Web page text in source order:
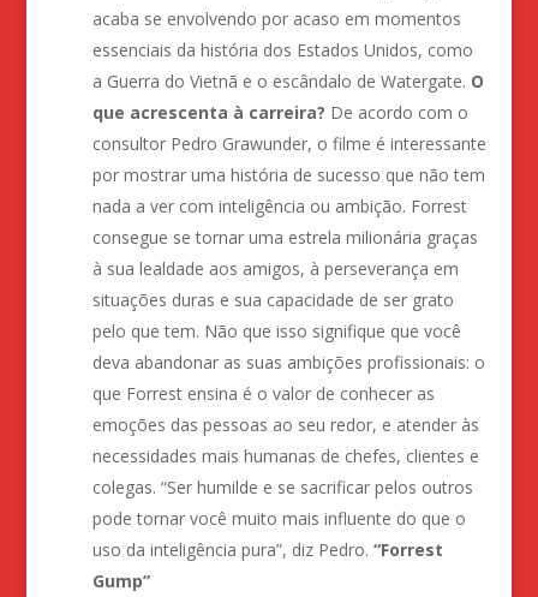
acaba se envolvendo por acaso em momentos
essenciais da história dos Estados Unidos, como
a Guerra do Vietnã e o escândalo de Watergate. O
que acrescenta à carreira? De acordo com o
consultor Pedro Grawunder, o filme é interessante
por mostrar uma história de sucesso que não tem
nada a ver com inteligência ou ambição. Forrest
consegue se tornar uma estrela milionária graças
à sua lealdade aos amigos, à perseverança em
situações duras e sua capacidade de ser grato
pelo que tem. Não que isso signifique que você
deva abandonar as suas ambições profissionais: o
que Forrest ensina é o valor de conhecer as
emoções das pessoas ao seu redor, e atender às
necessidades mais humanas de chefes, clientes e
colegas. “Ser humilde e se sacrificar pelos outros
pode tornar você muito mais influente do que o
uso da inteligência pura”, diz Pedro. “Forrest
Gump”